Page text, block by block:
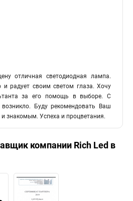
отличная светодиодная лампа.
и радует своим светом глаза. Хочу
за его помощь в выборе. С
Буду рекомендовать Ваш
знакомым. Успеха и процветания.
компании Rich Led в